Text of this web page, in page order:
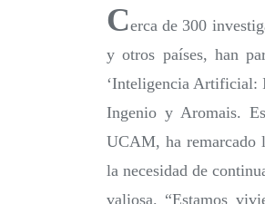
Cerca de 300
y otros países, han
‘Inteligencia Artificial:
Ingenio y Aromais.
UCAM, ha remarcado
la necesidad de
valiosa. “Estamos